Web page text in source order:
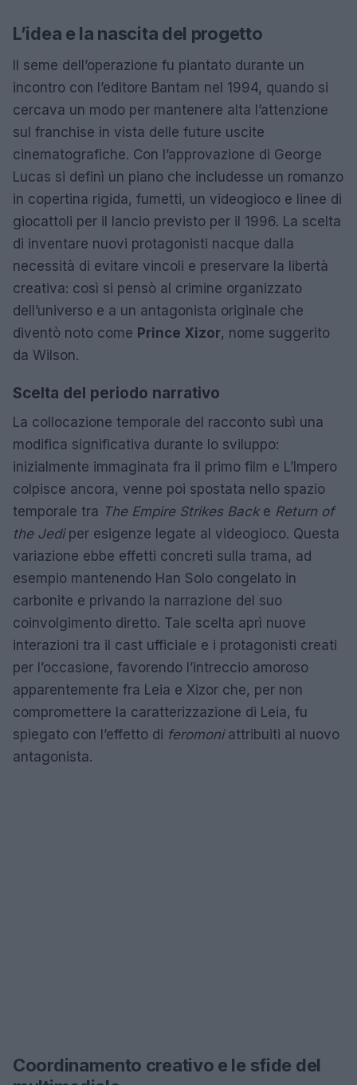
L’idea e la nascita del progetto
Il seme dell’operazione fu piantato durante un
incontro con l’editore Bantam nel 1994, quando si
cercava un modo per mantenere alta l’attenzione
sul franchise in vista delle future uscite
cinematografiche. Con l’approvazione di George
Lucas si definì un piano che includesse un romanzo
in copertina rigida, fumetti, un videogioco e linee di
giocattoli per il lancio previsto per il 1996. La scelta
di inventare nuovi protagonisti nacque dalla
necessità di evitare vincoli e preservare la libertà
creativa: così si pensò al crimine organizzato
dell’universo e a un antagonista originale che
diventò noto come Prince Xizor, nome suggerito
da Wilson.
Scelta del periodo narrativo
La collocazione temporale del racconto subì una
modifica significativa durante lo sviluppo:
inizialmente immaginata fra il primo film e L’Impero
colpisce ancora, venne poi spostata nello spazio
temporale tra The Empire Strikes Backe Return of
the Jediper esigenze legate al videogioco. Questa
variazione ebbe effetti concreti sulla trama, ad
esempio mantenendo Han Solo congelato in
carbonite e privando la narrazione del suo
coinvolgimento diretto. Tale scelta aprì nuove
interazioni tra il cast ufficiale e i protagonisti creati
per l’occasione, favorendo l’intreccio amoroso
apparentemente fra Leia e Xizor che, per non
compromettere la caratterizzazione di Leia, fu
spiegato con l’effetto di feromoniattribuiti al nuovo
antagonista.
Coordinamento creativo e le sfide del